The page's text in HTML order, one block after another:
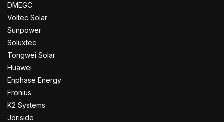
DMEGC
Voltec Solar
Sunpower
Soluxtec
Tongwei Solar
Huawei
Enphase Energy
Fronius
K2 Systems
Joriside